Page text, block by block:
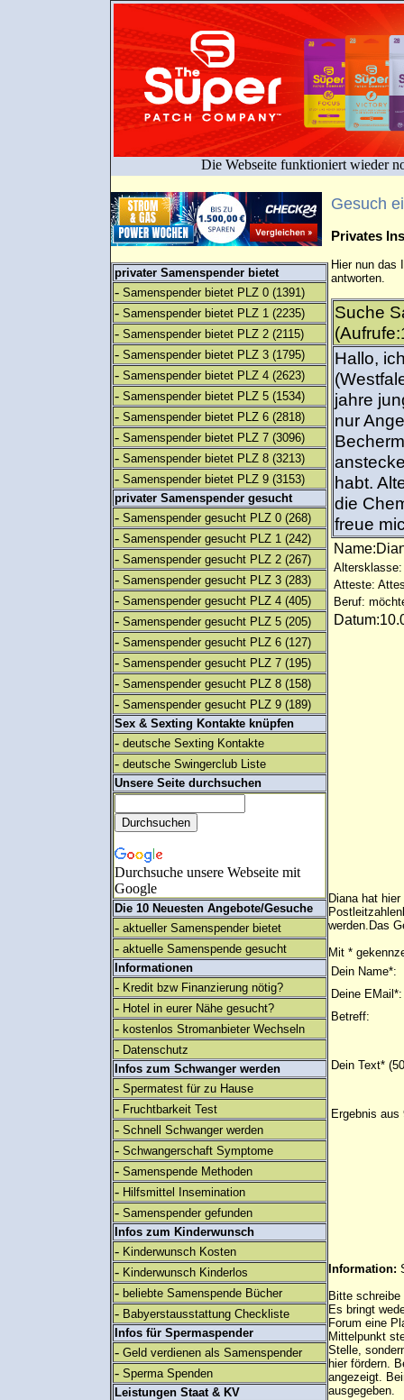
Die Webseite funktioniert wieder
privater Samenspender bietet
- Samenspender bietet PLZ 0 (1391)
- Samenspender bietet PLZ 1 (2235)
- Samenspender bietet PLZ 2 (2115)
- Samenspender bietet PLZ 3 (1795)
- Samenspender bietet PLZ 4 (2623)
- Samenspender bietet PLZ 5 (1534)
- Samenspender bietet PLZ 6 (2818)
- Samenspender bietet PLZ 7 (3096)
- Samenspender bietet PLZ 8 (3213)
- Samenspender bietet PLZ 9 (3153)
privater Samenspender gesucht
- Samenspender gesucht PLZ 0 (268)
- Samenspender gesucht PLZ 1 (242)
- Samenspender gesucht PLZ 2 (267)
- Samenspender gesucht PLZ 3 (283)
- Samenspender gesucht PLZ 4 (405)
- Samenspender gesucht PLZ 5 (205)
- Samenspender gesucht PLZ 6 (127)
- Samenspender gesucht PLZ 7 (195)
- Samenspender gesucht PLZ 8 (158)
- Samenspender gesucht PLZ 9 (189)
Sex & Sexting Kontakte knüpfen
- deutsche Sexting Kontakte
- deutsche Swingerclub Liste
Unsere Seite durchsuchen
Durchsuche unsere Webseite mit
Google
Die 10 Neuesten Angebote/Gesuche
- aktueller Samenspender bietet
- aktuelle Samenspende gesucht
Informationen
- Kredit bzw Finanzierung nötig?
- Hotel in eurer Nähe gesucht?
- kostenlos Stromanbieter Wechseln
- Datenschutz
Infos zum Schwanger werden
- Spermatest für zu Hause
- Fruchtbarkeit Test
- Schnell Schwanger werden
- Schwangerschaft Symptome
- Samenspende Methoden
- Hilfsmittel Insemination
- Samenspender gefunden
Infos zum Kinderwunsch
- Kinderwunsch Kosten
- Kinderwunsch Kinderlos
- beliebte Samenspende Bücher
- Babyerstausstattung Checkliste
Infos für Spermaspender
- Geld verdienen als Samenspender
- Sperma Spenden
Leistungen Staat & KV
Gesuch
Privates
Hier nun das
antworten.
Suche
Hallo,
jahre
nur
habt.
die
freue
Altersklasse:
Atteste:
Beruf:
Diana hat
werden.Das
Mit *
Dein Name*:
Deine EMail*:
Betreff:
Dein Text*
Ergebnis aus
Information:
Bitte
Es bringt
Forum eine
Mittelpunkt
Stelle,
hier fördern.
angezeigt.
ausgegeben.